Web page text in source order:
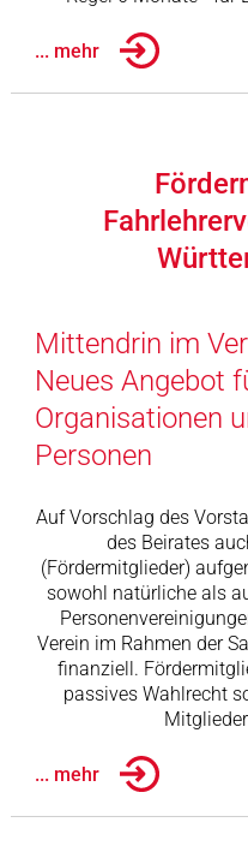
... mehr
Mittendrin im
Neues Angebot
Organisationen
Personen
Auf Vorschlag des
des Beirates
(Fördermitglieder)
sowohl natürliche als
Verein im Rahmen der
finanziell.
passives Wahlrecht
... mehr